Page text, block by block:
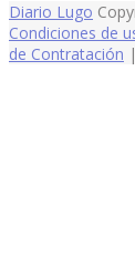
Diario Lugo
Condiciones de
de Contratación |